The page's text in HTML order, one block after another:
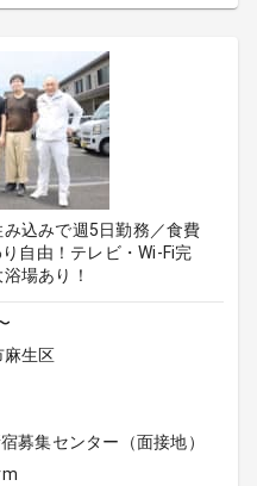
み込みで週5日勤務／食費
自由！テレビ・Wi-Fi完
場あり！
麻生区
募集センター（面接地）